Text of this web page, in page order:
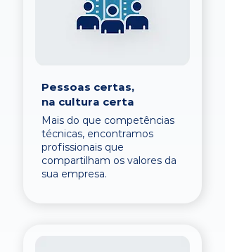
Pessoas certas,
na cultura certa
Mais do que competências
técnicas, encontramos
profissionais que
compartilham os valores da
sua empresa.